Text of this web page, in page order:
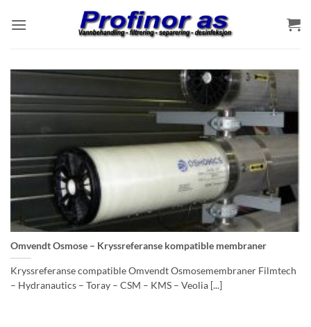
Omvendt Osmose – Kryssreferanse kompatible membraner
Kryssreferanse compatible Omvendt Osmosemembraner Filmtech
– Hydranautics – Toray – CSM – KMS – Veolia [...]